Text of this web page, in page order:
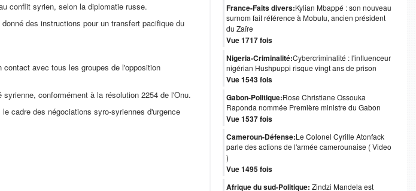
conflit syrien, selon la diplomatie russe.
des instructions pour un transfert pacifique du
avec tous les groupes de l'opposition
conformément à la résolution 2254 de l'Onu.
cadre des négociations syro-syriennes d'urgence
France-Faits divers:Kylian Mbappé : son nouveau
surnom fait référence à Mobutu, ancien président
du Zaïre
Vue 1717 fois
Nigeria-Criminalité:Cybercriminalité : l'influenceur
nigérian Hushpuppi risque vingt ans de prison
Vue 1543 fois
Gabon-Politique:Rose Christiane Ossouka
Raponda nommée Première ministre du Gabon
Vue 1537 fois
Cameroun-Défense:Le Colonel Cyrille Atonfack
parle des actions de l'armée camerounaise ( Video
)
Vue 1495 fois
Afrique du sud-Politique: Zindzi Mandela est